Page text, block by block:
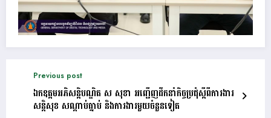
Previous post
ឯកឧត្តមអភិសន្តិបណ្ឌិត ស សុខា អញ្ជើញដឹកនាំកិច្ចប្រជុំស្តីពីការងារ
សន្តិសុខ សណ្តាប់ធ្នាប់ និងការងារមួយចំនួនទៀត